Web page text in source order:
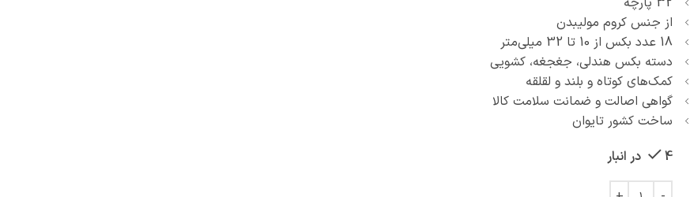
از جنس کروم مولیبدن
18 عدد بکس از 10 تا 32 میلی‌متر
دسته بکس هندلی، جغجغه، کشویی
کمک‌های کوتاه و بلند و لقلقه
گواهی اصالت و ضمانت سلامت کالا
ساخت کشور تایوان
4 در انبار